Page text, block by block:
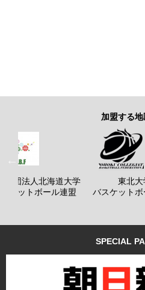
加盟する地
社団法人北海道大学
ケットボール連盟
東北大
バスケットボ
SPECIAL